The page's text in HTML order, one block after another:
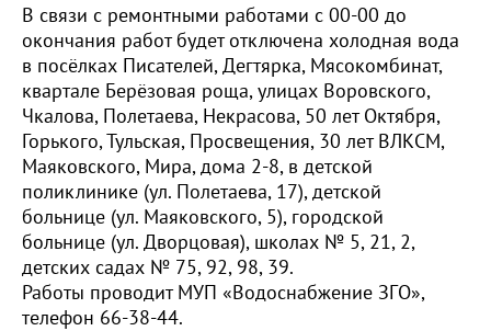
В связи с ремонтными работами с 00-00 до
окончания работ будет отключена холодная вода
в посёлках Писателей, Дегтярка, Мясокомбинат,
квартале Берёзовая роща, улицах Воровского,
Чкалова, Полетаева, Некрасова, 50 лет Октября,
Горького, Тульская, Просвещения, 30 лет ВЛКСМ,
Маяковского, Мира, дома 2-8, в детской
поликлинике (ул. Полетаева, 17), детской
больнице (ул. Маяковского, 5), городской
больнице (ул. Дворцовая), школах № 5, 21, 2,
детских садах № 75, 92, 98, 39.
Работы проводит МУП «Водоснабжение ЗГО»,
телефон 66-38-44.